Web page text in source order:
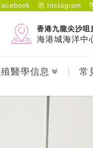
Instagram
香港九龍尖沙咀
海港城海洋中
醫學信息 常